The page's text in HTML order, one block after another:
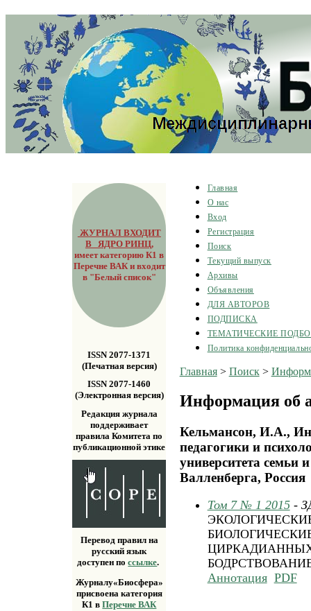
ЖУРНАЛ ВХОДИТ
В ЯДРО РИНЦ,
имеет категорию К1 в
Перечне ВАК и входит
в "Белый список"
ISSN 2077-1371
(Печатная версия)
ISSN 2077-1460
(Электронная версия)
Редакция журнала
поддерживает
правила Комитета по
публикационной этике
Перевод правил на
русский язык
доступен поссылке.
Журналу«Биосфера»
присвоена категория
К1 вПеречне ВАК
Главная
О нас
Вход
Регистрация
Поиск
Текущий выпуск
Архивы
Объявления
ДЛЯ АВТОРОВ
ПОДПИСКА
ТЕМАТИЧЕСКИЕ
Политика
Главная> Поиск>
Информация об
Кельмансон, И.А.,
педагогики и
университета семьи
Валленберга, Россия
Том 7 № 1 2015-
Аннотация PDF